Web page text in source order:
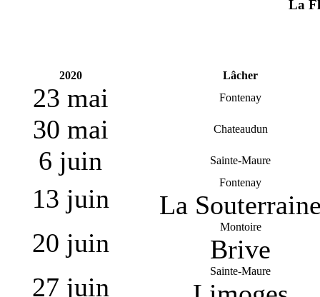
La
2020 Lâcher
23 mai Fontenay
30 mai Chateaudun
6 juin Sainte-Maure
13 juin
Fontenay
La
20 juin
Montoire
Brive
27 juin
Sainte-Maure